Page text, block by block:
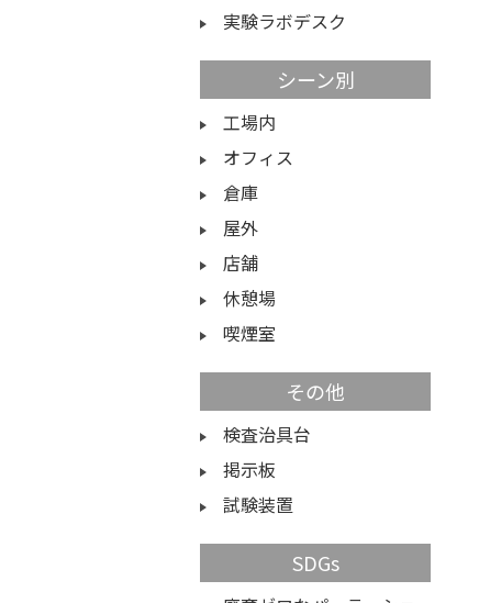
実験ラボデスク
シーン別
工場内
オフィス
倉庫
屋外
店舗
休憩場
喫煙室
その他
検査治具台
掲示板
試験装置
SDGs